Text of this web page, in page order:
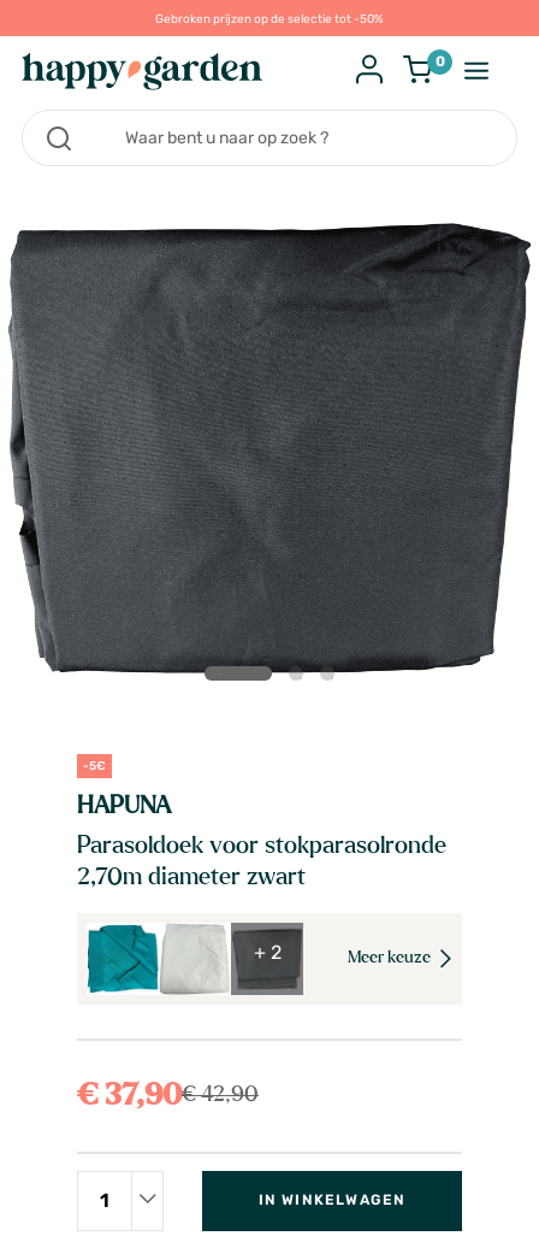
Gebroken prijzen op de selectie tot -50%
0
-5€
HAPUNA
Parasoldoek voor stokparasolronde
2,70m diameter zwart
+ 2 Meer keuze
€ 37,90€ 42,90
IN WINKELWAGEN